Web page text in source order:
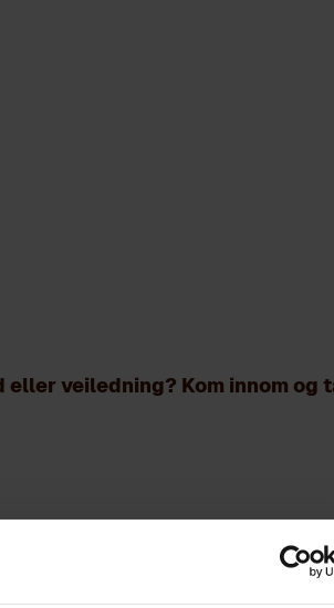
eller veiledning? Kom innom og
12.30.